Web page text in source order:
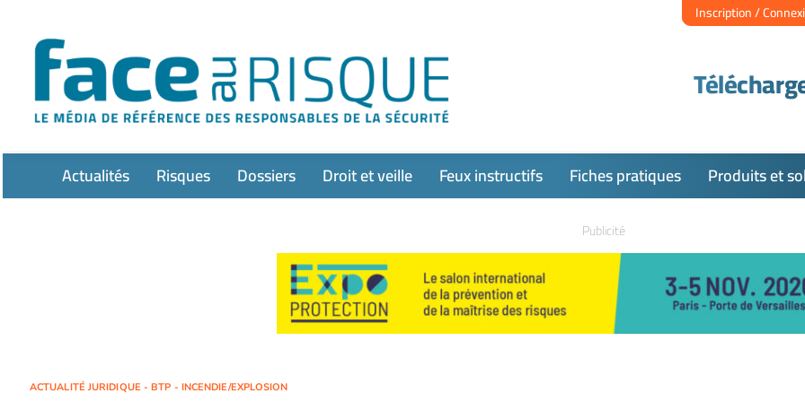
contenu
Inscription /
Actualités Risques Dossiers Droit et veille Feux instructifs Fiches pratiques Produits et
Publicité
ACTUALITÉ JURIDIQUE - BTP - INCENDIE/EXPLOSION